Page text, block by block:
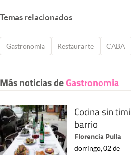
Temas relacionados
Gastronomia Restaurante CABA
Más noticias deGastronomia
Cocina sin
barrio
Florencia Pulla
domingo, 02 de